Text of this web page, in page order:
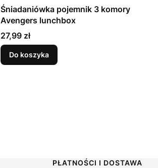
Śniadaniówka pojemnik 3 komory
Avengers lunchbox
Cena
27,99 zł
Do koszyka
PŁATNOŚCI I DOSTAWA